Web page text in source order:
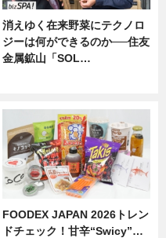
消えゆく在来野菜にテクノロ
ジーは何ができるのか──住友
金属鉱山「SOL…
FOODEX JAPAN 2026トレン
ドチェック！甘辛“Swicy”…